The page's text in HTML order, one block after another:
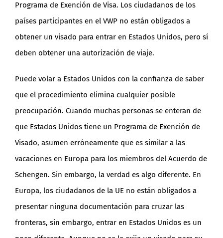
Programa de Exención de Visa. Los ciudadanos de los
países participantes en el VWP no están obligados a
obtener un visado para entrar en Estados Unidos, pero sí
deben obtener una autorización de viaje.
Puede volar a Estados Unidos con la confianza de saber
que el procedimiento elimina cualquier posible
preocupación. Cuando muchas personas se enteran de
que Estados Unidos tiene un Programa de Exención de
Visado, asumen erróneamente que es similar a las
vacaciones en Europa para los miembros del Acuerdo de
Schengen. Sin embargo, la verdad es algo diferente. En
Europa, los ciudadanos de la UE no están obligados a
presentar ninguna documentación para cruzar las
fronteras, sin embargo, entrar en Estados Unidos es un